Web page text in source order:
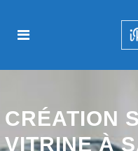
CRÉATION
VITRINE À